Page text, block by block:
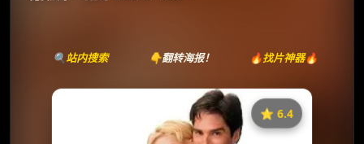
🔍站内搜索 👇翻转海报！ 🔥找片神器🔥
⭐️ 6.4
《Dharma & Greg》